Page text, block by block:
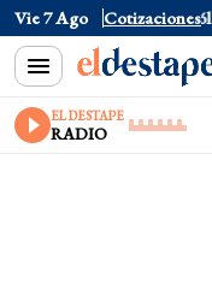
Vie 7 Ago Cotizaciones
Oficial $1520 Dólar
EL DESTAPE
RADIO